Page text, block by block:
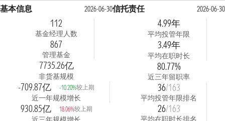
基本信息 2026-06-30
112
基金经理人数
867
管理基金
7735.26亿
非货基规模
-709.87亿 -10.20%较上期
近一年规模增长
930.85亿 18.06%较上期
信托责任 2026-06-30
4.99年
平均投管年限
3.49年
平均在职时长
80.77%
近三年留职率
36/163
平均投管年限排名
26/163
平均在职时长排名